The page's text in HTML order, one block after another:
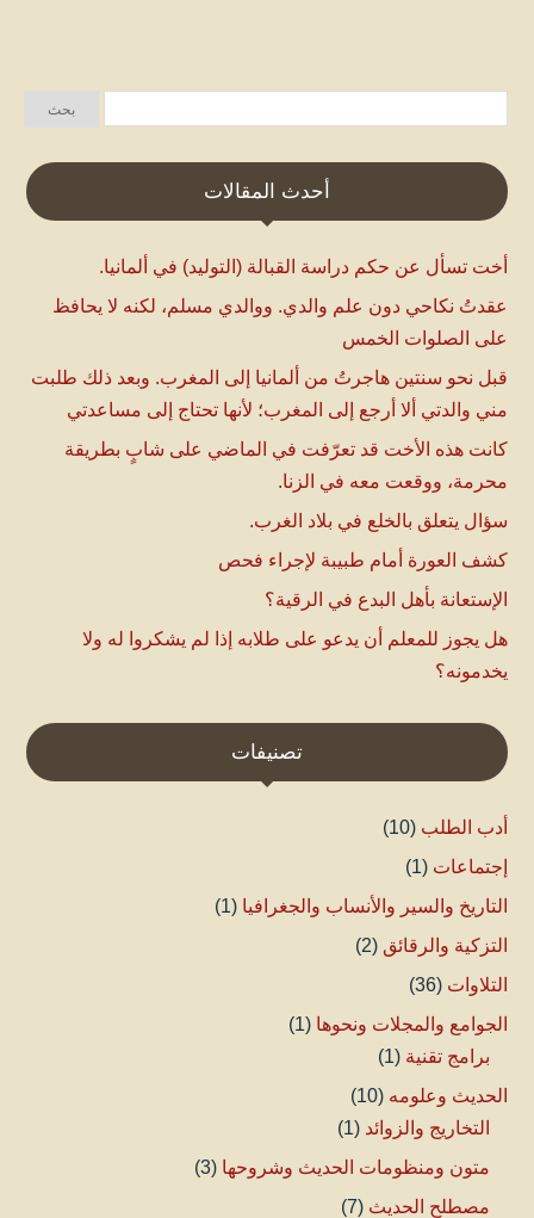
أحدث المقالات
أخت تسأل عن حكم دراسة القبالة (التوليد) في ألمانيا.
عقدتُ نكاحي دون علم والدي. ووالدي مسلم، لكنه لا يحافظ
على الصلوات الخمس
قبل نحو سنتين هاجرتُ من ألمانيا إلى المغرب. وبعد ذلك طلبت
مني والدتي ألا أرجع إلى المغرب؛ لأنها تحتاج إلى مساعدتي
كانت هذه الأخت قد تعرّفت في الماضي على شابٍ بطريقة
محرمة، ووقعت معه في الزنا.
سؤال يتعلق بالخلع في بلاد الغرب.
كشف العورة أمام طبيبة لإجراء فحص
الإستعانة بأهل البدع في الرقية؟
هل يجوز للمعلم أن يدعو على طلابه إذا لم يشكروا له ولا
يخدمونه؟
تصنيفات
أدب الطلب (10)
إجتماعات (1)
التاريخ والسير والأنساب والجغرافيا (1)
التزكية والرقائق (2)
التلاوات (36)
الجوامع والمجلات ونحوها (1)
برامج تقنية (1)
الحديث وعلومه (10)
التخاريج والزوائد (1)
متون ومنظومات الحديث وشروحها (3)
مصطلح الحديث (7)